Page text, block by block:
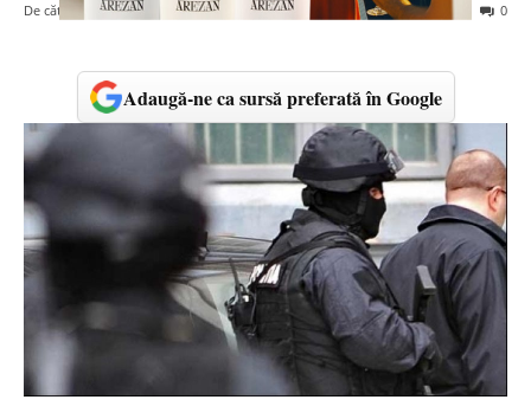
De către 21 mai 2013 0
Adaugă-ne ca sursă preferată în Google